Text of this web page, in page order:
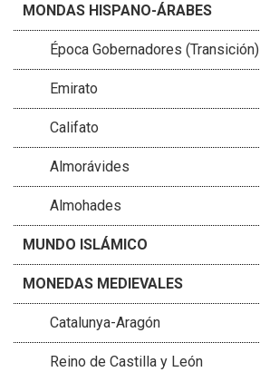
MONDAS HISPANO-ÁRABES
Época Gobernadores (Transición)
Emirato
Califato
Almorávides
Almohades
MUNDO ISLÁMICO
MONEDAS MEDIEVALES
Catalunya-Aragón
Reino de Castilla y León